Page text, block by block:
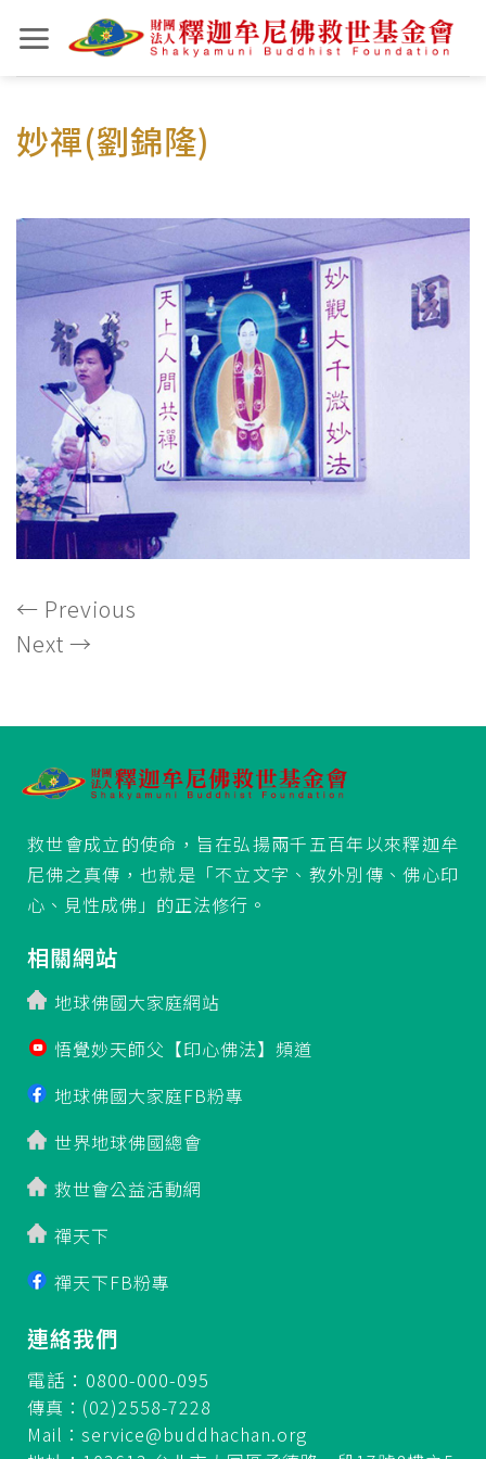
to
content
妙禪(劉錦隆)
← Previous
Next →
救世會成立的使命，旨在弘揚兩千五百年以來釋迦牟
尼佛之真傳，也就是「不立文字、教外別傳、佛心印
心、見性成佛」的正法修行。
相關網站
地球佛國大家庭網站
悟覺妙天師父【印心佛法】頻道
地球佛國大家庭FB粉專
世界地球佛國總會
救世會公益活動網
禪天下
禪天下FB粉專
連絡我們
電話：0800-000-095
傳真：(02)2558-7228
Mail： service@buddhachan.org